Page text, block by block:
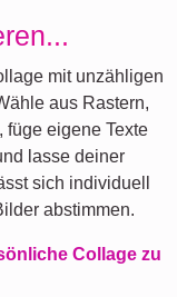
mit unzähligen
aus Rastern,
füge eigene Texte
lasse deiner
sich individuell
abstimmen.
Collage zu